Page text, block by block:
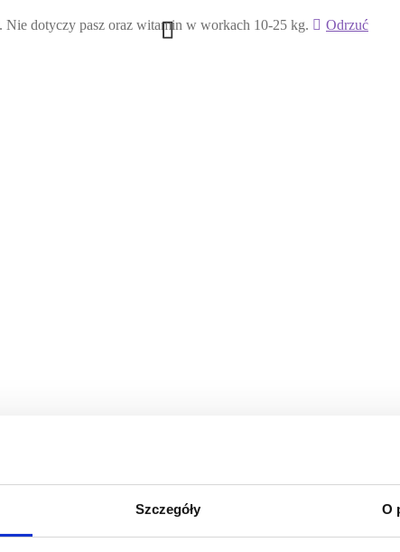
Szczegóły O
dotyczy pasz oraz witamin w workach 10-25 kg.
Odrzuć